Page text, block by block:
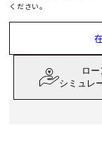
ください。
ロー
シミュレ